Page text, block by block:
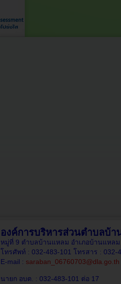
องค์การบริหารส่วนตำบลบ้า
หมู่ที่ 9 ตำบลบ้านแหลม อำเภอบ้านแหลม
โทรศัพท์ : 032-483-101 โทรสาร : 032-
E-mail : saraban_06760703@dla.go.th
นายก อบต. : 032-483-101 ต่อ 17